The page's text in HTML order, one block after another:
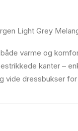
Light Grey
varme og
kanter –
vide dressbukser